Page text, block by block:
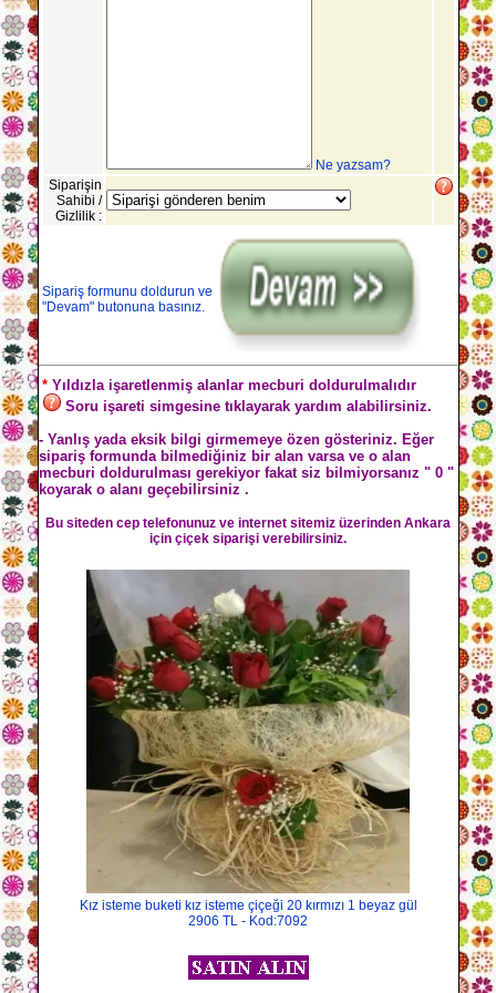
Ne yazsam?
Siparişin
Sahibi /
Gizlilik :
Sipariş formunu doldurun ve
"Devam" butonuna basınız.
* Yıldızla işaretlenmiş alanlar mecburi doldurulmalıdır
Soru işareti simgesine tıklayarak yardım alabilirsiniz.
- Yanlış yada eksik bilgi girmemeye özen gösteriniz. Eğer
sipariş formunda bilmediğiniz bir alan varsa ve o alan
mecburi doldurulması gerekiyor fakat siz bilmiyorsanız " 0 "
koyarak o alanı geçebilirsiniz .
Bu siteden cep telefonunuz ve internet sitemiz üzerinden Ankara
için çiçek siparişi verebilirsiniz.
Kız isteme buketi kız isteme çiçeği 20 kırmızı 1 beyaz gül
2906 TL - Kod:7092